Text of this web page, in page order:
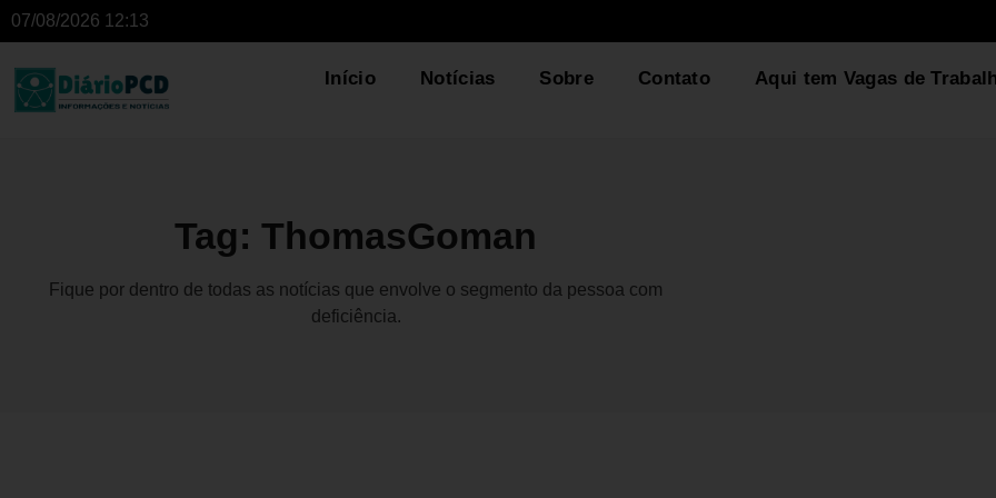
07/08/2026 12:13
Início Notícias Sobre Contato Aqui tem Vagas de
Tag: ThomasGoman
Fique por dentro de todas as notícias que envolve o segmento da pessoa com
deficiência.